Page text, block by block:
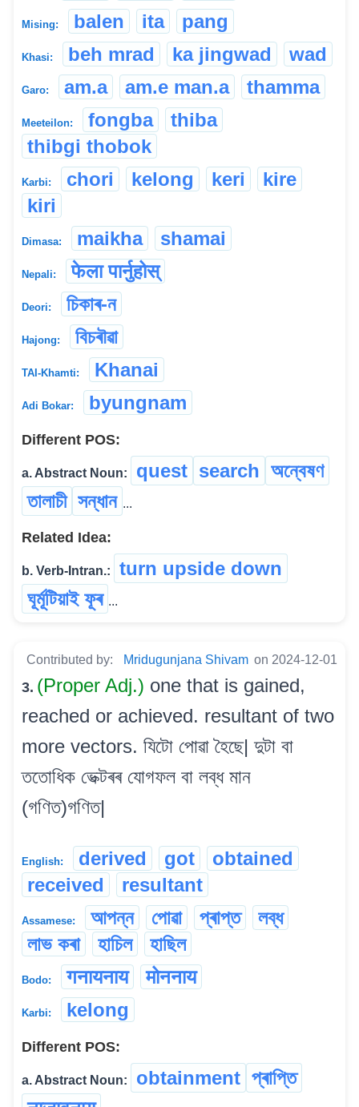
Mising: balen ita pang
Khasi: beh mrad ka jingwad wad
Garo: am.a am.e man.a thamma
Meeteilon: fongba
thiba
thibgi thobok
Karbi: chori kelong keri
kire
kiri
Dimasa: maikha shamai
Nepali: फेला पार्नुहोस्
Deori: চিকাৰ-ন
Hajong: বিচৰৗৱা
TAI-Khamti: Khanai
Adi Bokar: byungnam
Different POS:
a. Abstract Noun: quest search অন্বেষণ
তালাচী সন্ধান ...
Related Idea:
b. Verb-Intran.:
turn upside down
ঘূৰ্মূটিয়াই ফূৰ ...
Contributed by: Mridugunjana Shivam on 2024-12-01
3. (Proper Adj.) one that is gained,
reached or achieved. resultant of two
more vectors. যিটো পোৱা হৈছে| দুটা বা
ততোধিক ভেক্টৰৰ যোগফল বা লব্ধ মান
(গণিত)গণিত|
English: derived got
obtained
received
resultant
Assamese: আপন্ন পোৱা প্ৰাপ্ত
লব্ধ
লাভ কৰা
হাচিল হাছিল
Bodo: गनायनाय मोननाय
Karbi: kelong
Different POS:
a. Abstract Noun: obtainment প্ৰাপ্তি